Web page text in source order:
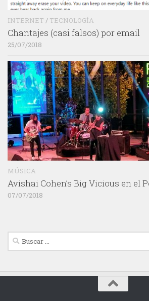
INTERNET / TECNOLOGÍA
Chantajes (casi falsos) por email
25/07/2018
MÚSICA
Avishai Cohen’s Big Vicious en el
07/07/2018
Buscar: